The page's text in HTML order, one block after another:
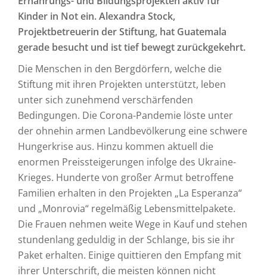
Kinder in Not ein. Alexandra Stock,
Projektbetreuerin der Stiftung, hat Guatemala
gerade besucht und ist tief bewegt zurückgekehrt.
Die Menschen in den Bergdörfern, welche die
Stiftung mit ihren Projekten unterstützt, leben
unter sich zunehmend verschärfenden
Bedingungen. Die Corona-Pandemie löste unter
der ohnehin armen Landbevölkerung eine schwere
Hungerkrise aus. Hinzu kommen aktuell die
enormen Preissteigerungen infolge des Ukraine-
Krieges. Hunderte von großer Armut betroffene
Familien erhalten in den Projekten „La Esperanza“
und „Monrovia“ regelmäßig Lebensmittelpakete.
Die Frauen nehmen weite Wege in Kauf und stehen
stundenlang geduldig in der Schlange, bis sie ihr
Paket erhalten. Einige quittieren den Empfang mit
ihrer Unterschrift, die meisten können nicht